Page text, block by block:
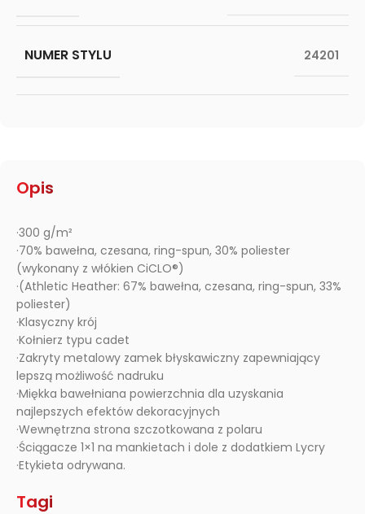
Opis
·300 g/m²
·70% bawełna, czesana, ring-spun, 30% poliester
(wykonany z włókien CiCLO®)
·(Athletic Heather: 67% bawełna, czesana, ring-spun, 33%
poliester)
·Klasyczny krój
·Kołnierz typu cadet
·Zakryty metalowy zamek błyskawiczny zapewniający
lepszą możliwość nadruku
·Miękka bawełniana powierzchnia dla uzyskania
najlepszych efektów dekoracyjnych
·Wewnętrzna strona szczotkowana z polaru
·Ściągacze 1×1 na mankietach i dole z dodatkiem Lycry
·Etykieta odrywana.
Tagi
NUMER STYLU 24201